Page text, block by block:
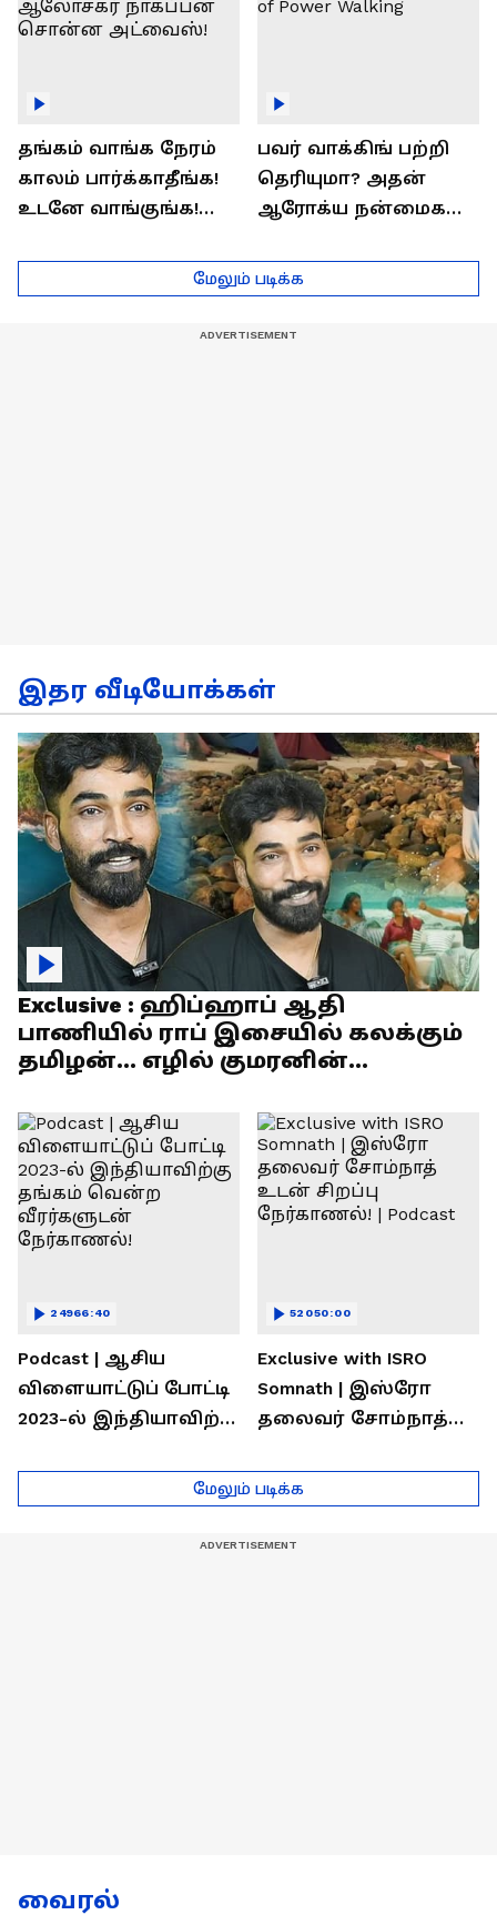
தங்கம் வாங்க நேரம்
காலம் பார்க்காதீங்க!
உடனே வாங்குங்க!
ஆலோசகர் நாகப்பன்
சொன்ன அட்வைஸ்!
பவர் வாக்கிங் பற்றி
தெரியுமா? அதன்
ஆரோக்ய நன்மைகள்
of Power Walking
மேலும் படிக்க
இதர வீடியோக்கள்
Exclusive : ஹிப்ஹாப் ஆதி
பாணியில் ராப் இசையில் கலக்கும்
தமிழன்... எழில் குமரனின்
Podcast | ஆசிய
விளையாட்டுப் போட்டி
2023-ல் இந்தியாவிற்கு
வீரர்களுடன்
நேர்காணல்!
24966:40
Exclusive with ISRO
Somnath | இஸ்ரோ
தலைவர் சோம்நாத்
நேர்காணல்! | Podcast
52050:00
மேலும் படிக்க
வைரல்